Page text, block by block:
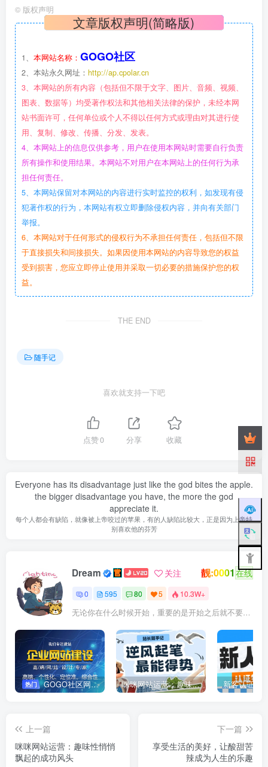
© 版权声明
文章版权声明(简略版)
1、 本网站名称： GOGO社区
2、本站永久网址： http://ap.cpolar.cn
3、本网站的所有内容（包括但不限于文字、图片、音频、视频、
图表、数据等）均受著作权法和其他相关法律的保护，未经本网
站书面许可，任何单位或个人不得以任何方式或理由对其进行使
用、复制、修改、传播、分发、发表。
4、本网站上的信息仅供参考，用户在使用本网站时需要自行负责
所有操作和使用结果。本网站不对用户在本网站上的任何行为承
担任何责任。
5、本网站保留对本网站的内容进行实时监控的权利，如发现有侵
犯著作权的行为，本网站有权立即删除侵权内容，并向有关部门
举报。
6、本网站对于任何形式的侵权行为不承担任何责任，包括但不限
于直接损失和间接损失。如果因使用本网站的内容导致您的权益
受到损害，您应立即停止使用并采取一切必要的措施保护您的权
益。
THE END
随手记
喜欢就支持一下吧
点赞0 分享 收藏
Everyone has its disadvantage just like the god bites the apple.
the bigger disadvantage you have, the more the god
appreciate it.
每个人都会有缺陷，就像被上帝咬过的苹果，有的人缺陷比较大，正是因为上帝特
别喜欢他的芬芳
Dream 关注 靓:0001 在线
0 595 80 5 10.3W+
无论你在什么时候开始，重要的是开始之后就不要停止
热门 GOGO社区网站搭建(自助服务) 咪咪网站运营：趣味性悄悄飘起的成功风头 新客认证优
上一篇
咪咪网站运营：趣味性悄悄
飘起的成功风头
下一篇
享受生活的美好，让酸甜苦
辣成为人生的乐趣